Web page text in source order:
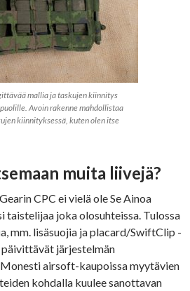
mallia ja taskujen kiinnitys
Avoin rakenne mahdollistaa
kiinnityksessä, kuten olen itse
muita liivejä?
CPC ei vielä ole Se Ainoa
taistelijaa joka olosuhteissa. Tulossa
mm. lisäsuojia ja placard/SwiftClip -
järjestelmän
airsoft-kaupoissa myytävien
kohdalla kuulee sanottavan